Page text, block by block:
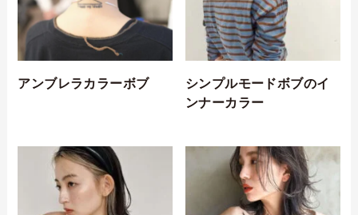
アンブレラカラーボブ
シンプルモードボブのイ
ンナーカラー